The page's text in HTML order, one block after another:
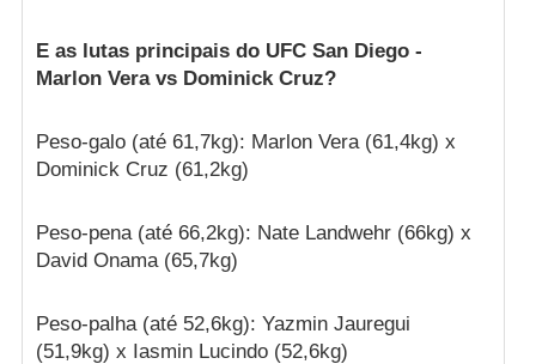
E as lutas principais do UFC San Diego -
Marlon Vera vs Dominick Cruz?
Peso-galo (até 61,7kg): Marlon Vera (61,4kg) x
Dominick Cruz (61,2kg)
Peso-pena (até 66,2kg): Nate Landwehr (66kg) x
David Onama (65,7kg)
Peso-palha (até 52,6kg): Yazmin Jauregui
(51,9kg) x Iasmin Lucindo (52,6kg)